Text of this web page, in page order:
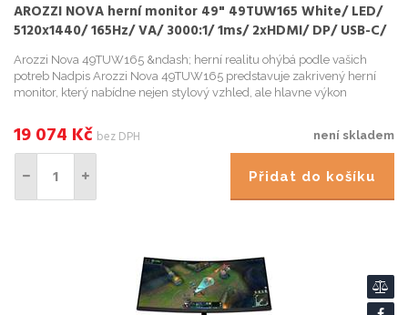
AROZZI NOVA herní monitor 49" 49TUW165 White/ LED/
5120x1440/ 165Hz/ VA/ 3000:1/ 1ms/ 2xHDMI/ DP/ USB-C/
bílý
Arozzi Nova 49TUW165 &ndash; herní realitu ohýbá podle vašich
potreb Nadpis Arozzi Nova 49TUW165 predstavuje zakrivený herní
monitor, který nabídne nejen stylový vzhled, ale hlavne výkon
není skladem
19 074 Kč bez DPH
Přidat do košíku